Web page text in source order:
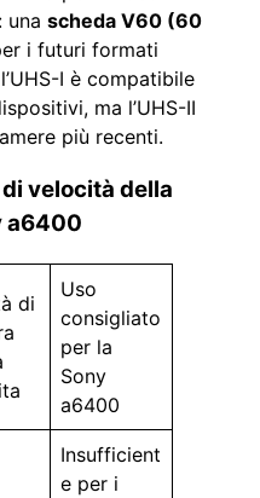
una scheda V60 (60
i futuri formati
I è compatibile
ma l’UHS-II
più recenti.
velocità della
a6400
di
Uso
consigliato
per la
Sony
a6400
Insufficient
e per i